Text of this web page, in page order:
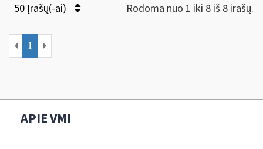
50 Įrašų(-ai) Rodoma nuo 1 iki 8 iš 8 irašų.
1
APIE VMI